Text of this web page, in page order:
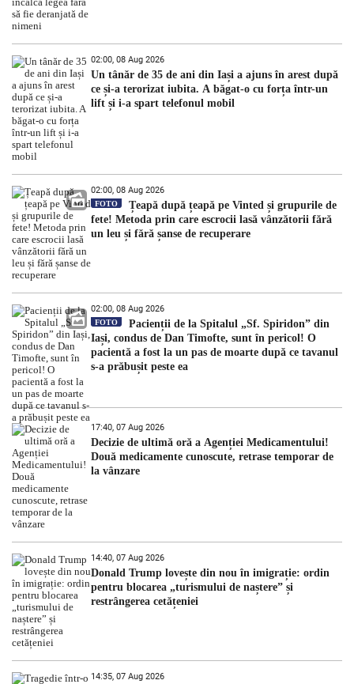
02:00, 08 Aug 2026
Un tânăr de 35 de ani din Iași a ajuns în arest după
ce și-a terorizat iubita. A băgat-o cu forța într-un
lift și i-a spart telefonul mobil
02:00, 08 Aug 2026
FOTO
Țeapă după țeapă pe Vinted și grupurile de
fete! Metoda prin care escrocii lasă vânzătorii fără
un leu și fără șanse de recuperare
02:00, 08 Aug 2026
FOTO
Pacienții de la Spitalul „Sf. Spiridon” din
Iași, condus de Dan Timofte, sunt în pericol! O
pacientă a fost la un pas de moarte după ce tavanul
s-a prăbușit peste ea
17:40, 07 Aug 2026
Decizie de ultimă oră a Agenției Medicamentului!
Două medicamente cunoscute, retrase temporar de
la vânzare
14:40, 07 Aug 2026
Donald Trump lovește din nou în imigrație: ordin
pentru blocarea „turismului de naștere” și
restrângerea cetățeniei
14:35, 07 Aug 2026